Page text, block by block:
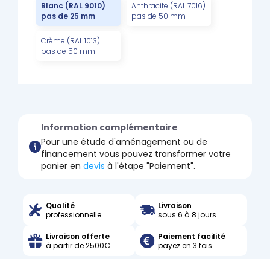
Blanc (RAL 9010)
pas de 25 mm
Anthracite (RAL 7016)
pas de 50 mm
Crème (RAL 1013)
pas de 50 mm
Information complémentaire
Pour une étude d'aménagement ou de
financement vous pouvez transformer votre
panier en devis à l'étape "Paiement".
Qualité
professionnelle
Livraison
sous 6 à 8 jours
Livraison offerte
à partir de 2500€
Paiement facilité
payez en 3 fois